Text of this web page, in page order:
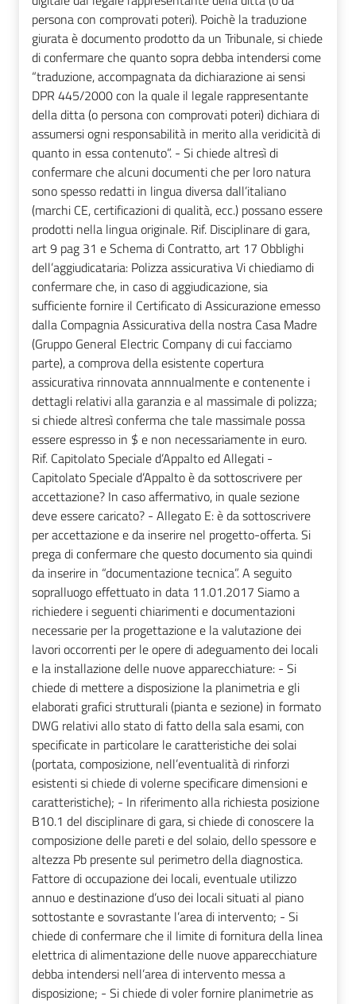
persona con comprovati poteri). Poichè la traduzione
giurata è documento prodotto da un Tribunale, si chiede
di confermare che quanto sopra debba intendersi come
“traduzione, accompagnata da dichiarazione ai sensi
DPR 445/2000 con la quale il legale rappresentante
della ditta (o persona con comprovati poteri) dichiara di
assumersi ogni responsabilità in merito alla veridicità di
quanto in essa contenuto”. - Si chiede altresì di
confermare che alcuni documenti che per loro natura
sono spesso redatti in lingua diversa dall’italiano
(marchi CE, certificazioni di qualità, ecc.) possano essere
prodotti nella lingua originale. Rif. Disciplinare di gara,
art 9 pag 31 e Schema di Contratto, art 17 Obblighi
dell’aggiudicataria: Polizza assicurativa Vi chiediamo di
confermare che, in caso di aggiudicazione, sia
sufficiente fornire il Certificato di Assicurazione emesso
dalla Compagnia Assicurativa della nostra Casa Madre
(Gruppo General Electric Company di cui facciamo
parte), a comprova della esistente copertura
assicurativa rinnovata annnualmente e contenente i
dettagli relativi alla garanzia e al massimale di polizza;
si chiede altresì conferma che tale massimale possa
essere espresso in $ e non necessariamente in euro.
Rif. Capitolato Speciale d’Appalto ed Allegati -
Capitolato Speciale d’Appalto è da sottoscrivere per
accettazione? In caso affermativo, in quale sezione
deve essere caricato? - Allegato E: è da sottoscrivere
per accettazione e da inserire nel progetto-offerta. Si
prega di confermare che questo documento sia quindi
da inserire in “documentazione tecnica”. A seguito
sopralluogo effettuato in data 11.01.2017 Siamo a
richiedere i seguenti chiarimenti e documentazioni
necessarie per la progettazione e la valutazione dei
lavori occorrenti per le opere di adeguamento dei locali
e la installazione delle nuove apparecchiature: - Si
chiede di mettere a disposizione la planimetria e gli
elaborati grafici strutturali (pianta e sezione) in formato
DWG relativi allo stato di fatto della sala esami, con
specificate in particolare le caratteristiche dei solai
(portata, composizione, nell’eventualità di rinforzi
esistenti si chiede di volerne specificare dimensioni e
caratteristiche); - In riferimento alla richiesta posizione
B10.1 del disciplinare di gara, si chiede di conoscere la
composizione delle pareti e del solaio, dello spessore e
altezza Pb presente sul perimetro della diagnostica.
Fattore di occupazione dei locali, eventuale utilizzo
annuo e destinazione d’uso dei locali situati al piano
sottostante e sovrastante l’area di intervento; - Si
chiede di confermare che il limite di fornitura della linea
elettrica di alimentazione delle nuove apparecchiature
debba intendersi nell’area di intervento messa a
disposizione; - Si chiede di voler fornire planimetrie as